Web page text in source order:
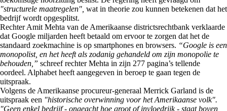
"structurele maatregelen", wat in theorie zou kunnen betekenen dat het
bedrijf wordt opgesplitst.
Rechter Amit Mehta van de Amerikaanse districtsrechtbank verklaarde
dat Google miljarden heeft betaald om ervoor te zorgen dat het de
standaard zoekmachine is op smartphones en browsers. “Google is een
monopolist, en het heeft als zodanig gehandeld om zijn monopolie te
behouden,” schreef rechter Mehta in zijn 277 pagina’s tellende
oordeel. Alphabet heeft aangegeven in beroep te gaan tegen de
uitspraak.
Volgens de Amerikaanse procureur-generaal Merrick Garland is de
uitspraak een "historische overwinning voor het Amerikaanse volk".
"Geen enkel bedrijf - ongeacht hoe groot of invloedrijk - staat boven